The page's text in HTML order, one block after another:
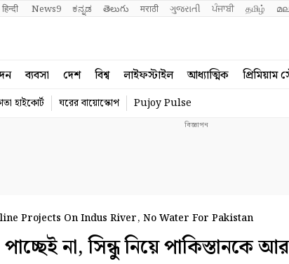
हिन्दी News9 ಕನ್ನಡ తెలుగు मराठी ગુજરાતી ਪੰਜਾਬੀ தமிழ்
ব্যবসা দেশ বিশ্ব লাইফস্টাইল আধ্যাত্মিক প্রিমিয়াম
হাইকোর্ট ঘরের বায়োস্কোপ Pujoy Pulse
Projects On Indus River, No Water For Pakistan
না, সিন্ধু নিয়ে পাকিস্তানকে